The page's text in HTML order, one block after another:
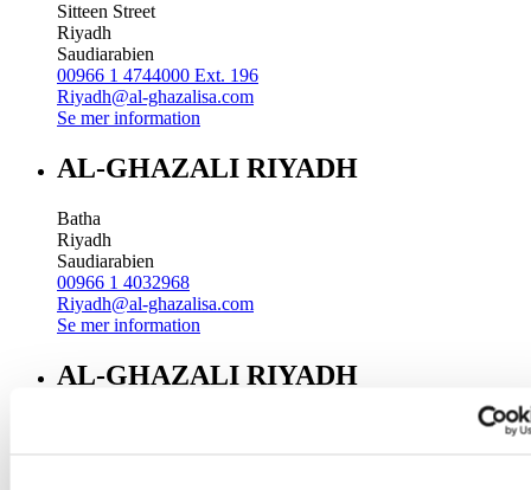
Sitteen Street
Riyadh
Saudiarabien
00966 1 4744000 Ext. 196
Riyadh@al-ghazalisa.com
Se mer information
AL-GHAZALI RIYADH
Batha
Riyadh
Saudiarabien
00966 1 4032968
Riyadh@al-ghazalisa.com
Se mer information
AL-GHAZALI RIYADH